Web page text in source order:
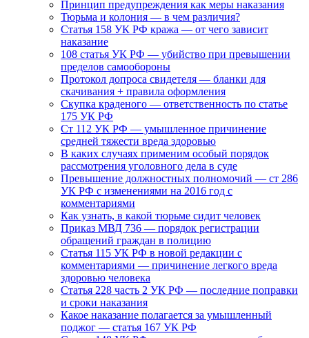
Принцип предупреждения как меры наказания
Тюрьма и колония — в чем различия?
Статья 158 УК РФ кража — от чего зависит
наказание
108 статья УК РФ — убийство при превышении
пределов самообороны
Протокол допроса свидетеля — бланки для
скачивания + правила оформления
Скупка краденого — ответственность по статье
175 УК РФ
Ст 112 УК РФ — умышленное причинение
средней тяжести вреда здоровью
В каких случаях применим особый порядок
рассмотрения уголовного дела в суде
Превышение должностных полномочий — ст 286
УК РФ с изменениями на 2016 год с
комментариями
Как узнать, в какой тюрьме сидит человек
Приказ МВД 736 — порядок регистрации
обращений граждан в полицию
Статья 115 УК РФ в новой редакции с
комментариями — причинение легкого вреда
здоровью человека
Статья 228 часть 2 УК РФ — последние поправки
и сроки наказания
Какое наказание полагается за умышленный
поджог — статья 167 УК РФ